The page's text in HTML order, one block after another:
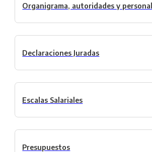
Organigrama, autoridades y personal
Declaraciones Juradas
Escalas Salariales
Presupuestos